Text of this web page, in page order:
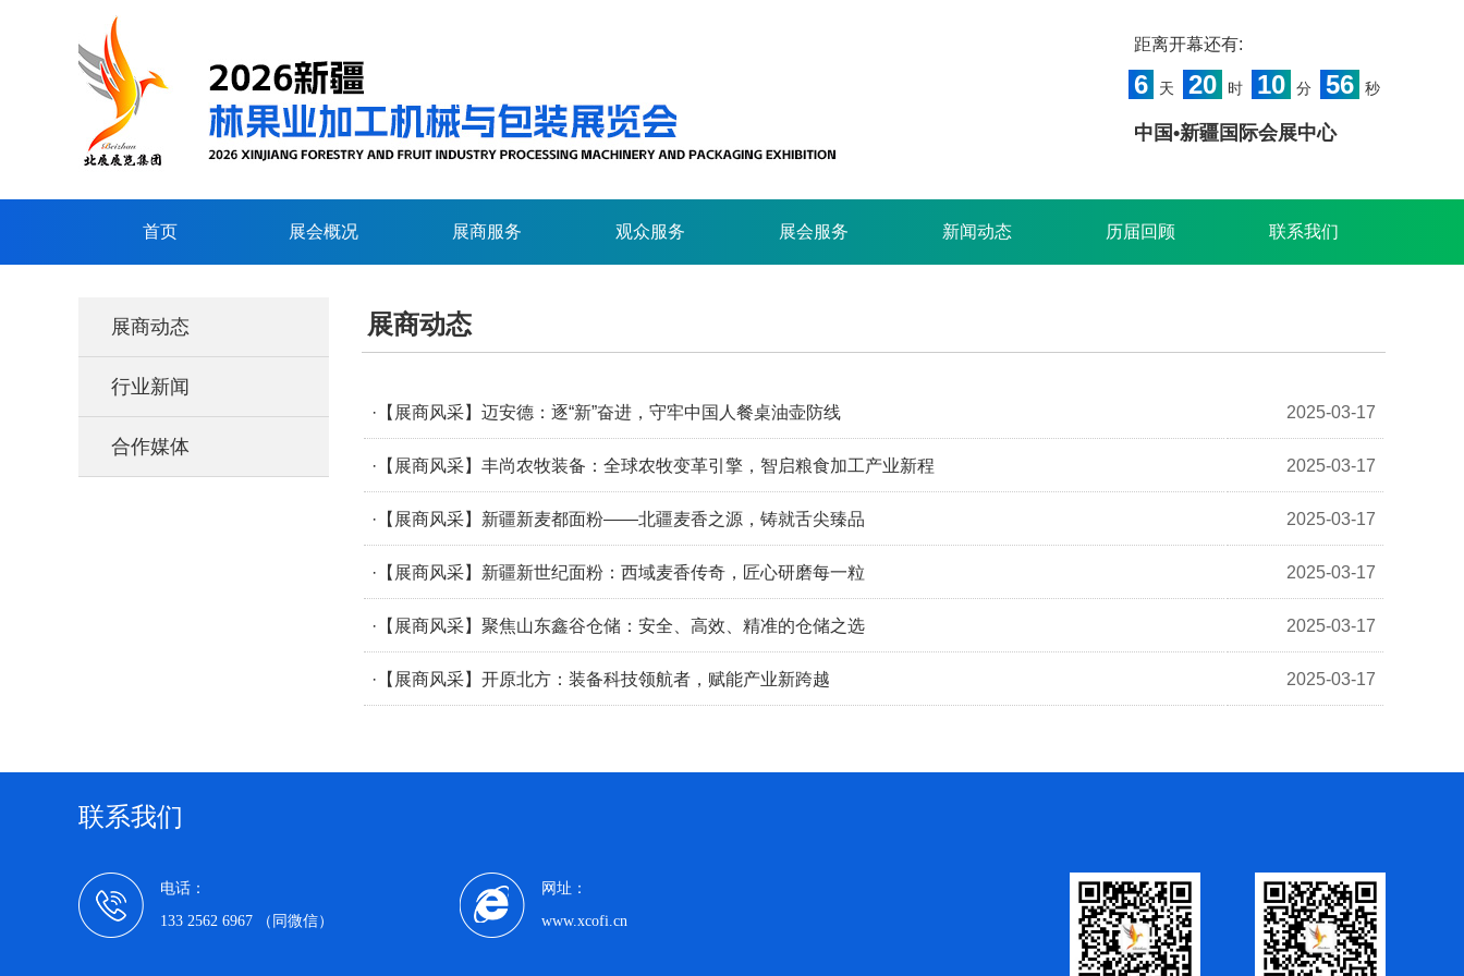
距离开幕还有:
6 天 20 时 10 分 55 秒
中国•新疆国际会展中心
首页 展会概况 展商服务 观众服务 展会服务 新闻动态 历届回顾 联系我们
展商动态
行业新闻
合作媒体
展商动态
·【展商风采】迈安德：逐“新”奋进，守牢中国人餐桌油壶防线 2025-03-17
·【展商风采】丰尚农牧装备：全球农牧变革引擎，智启粮食加工产业新程 2025-03-17
·【展商风采】新疆新麦都面粉——北疆麦香之源，铸就舌尖臻品 2025-03-17
·【展商风采】新疆新世纪面粉：西域麦香传奇，匠心研磨每一粒 2025-03-17
·【展商风采】聚焦山东鑫谷仓储：安全、高效、精准的仓储之选 2025-03-17
·【展商风采】开原北方：装备科技领航者，赋能产业新跨越 2025-03-17
联系我们
电话：
133 2562 6967 （同微信）
网址：
www.xcofi.cn